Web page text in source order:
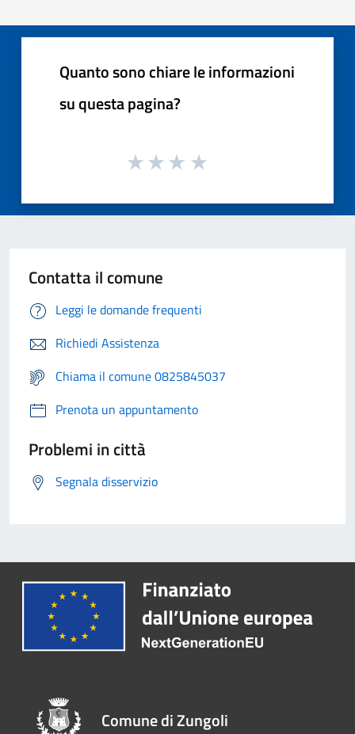
Quanto sono chiare le informazioni
su questa pagina?
Contatta il comune
Leggi le domande frequenti
Richiedi Assistenza
Chiama il comune 0825845037
Prenota un appuntamento
Problemi in città
Segnala disservizio
Comune di Zungoli